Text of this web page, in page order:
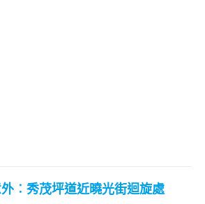
外︰秀茂坪道近曉光街迴旋處